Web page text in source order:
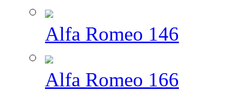
Alfa Romeo 146
Alfa Romeo 166